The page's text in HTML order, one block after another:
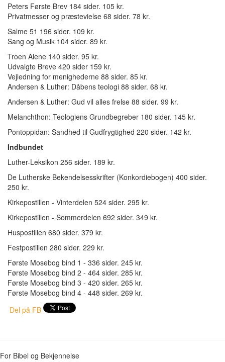
Peters Første Brev 184 sider. 105 kr.
Privatmesser og præstevielse 68 sider. 78 kr.
Salme 51 196 sider. 109 kr.
Sang og Musik 104 sider. 89 kr.
Troen Alene 140 sider. 95 kr.
Udvalgte Breve 420 sider 159 kr.
Vejledning for menighederne 88 sider. 85 kr.
Andersen & Luther: Dåbens teologi 88 sider. 68 kr.
Andersen & Luther: Gud vil alles frelse 88 sider. 99 kr.
Melanchthon: Teologiens Grundbegreber 180 sider. 145 kr.
Pontoppidan: Sandhed til Gudfrygtighed 220 sider. 142 kr.
Indbundet
Luther-Leksikon 256 sider. 189 kr.
De Lutherske Bekendelsesskrifter (Konkordiebogen) 400 sider.
250 kr.
Kirkepostillen - Vinterdelen 524 sider. 295 kr.
Kirkepostillen - Sommerdelen 692 sider. 349 kr.
Huspostillen 680 sider. 379 kr.
Festpostillen 280 sider. 229 kr.
Første Mosebog bind 1 - 336 sider. 245 kr.
Første Mosebog bind 2 - 464 sider. 285 kr.
Første Mosebog bind 3 - 420 sider. 265 kr.
Første Mosebog bind 4 - 448 sider. 269 kr.
Del på FB
For Bibel og Bekjennelse